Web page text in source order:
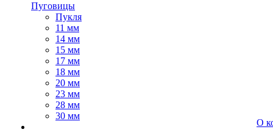
Пуговицы
Пукля
11 мм
14 мм
15 мм
17 мм
18 мм
20 мм
23 мм
28 мм
30 мм
О